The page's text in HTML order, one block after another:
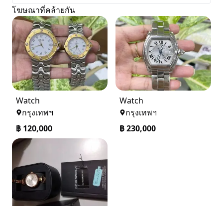
โฆษณาที่คล้ายกัน
Watch
กรุงเทพฯ
฿ 120,000
Watch
กรุงเทพฯ
฿230,000